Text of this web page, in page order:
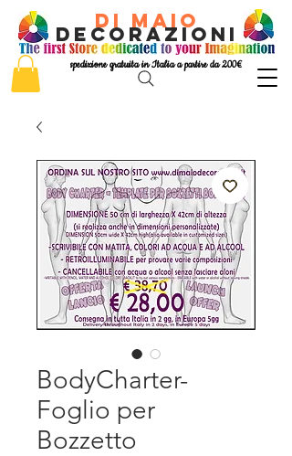
di Maio
decorazioni
spedizione gratuita in Italia a partire da 200€
BodyCharter-
Foglio per
Bozzetto